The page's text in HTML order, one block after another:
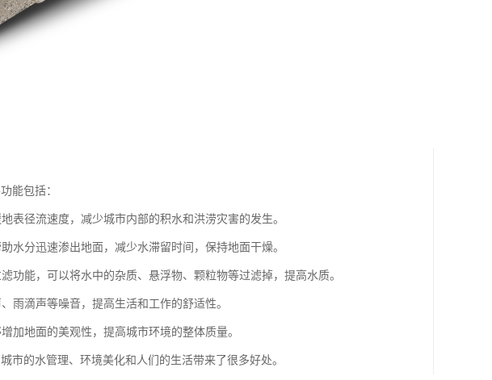
能包括：
表径流速度，减少城市内部的积水和洪涝灾害的发生。
水分迅速渗出地面，减少水滞留时间，保持地面干燥。
功能，可以将水中的杂质、悬浮物、颗粒物等过滤掉，提高水质。
雨滴声等噪音，提高生活和工作的舒适性。
加地面的美观性，提高城市环境的整体质量。
市的水管理、环境美化和人们的生活带来了很多好处。